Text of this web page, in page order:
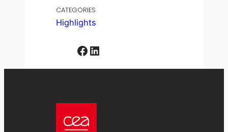
CATEGORIES
Highlights
Facebook LinkedIn